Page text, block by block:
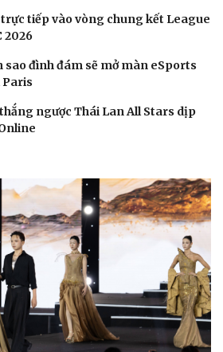
tiếp vào vòng chung kết League
2026
sao đình đám sẽ mở màn eSports
Paris
ngược Thái Lan All Stars dịp